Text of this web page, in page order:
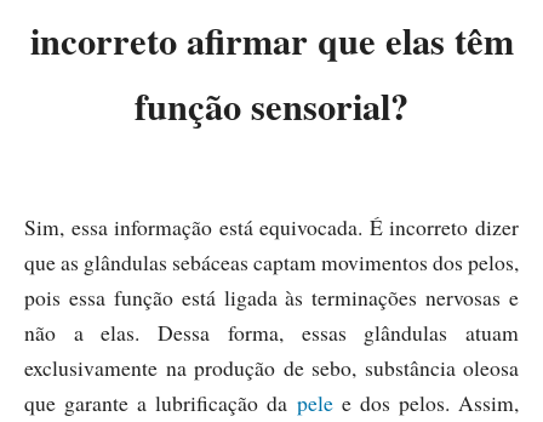
incorreto afirmar que elas têm
função sensorial?
Sim, essa informação está equivocada. É incorreto dizer
que as glândulas sebáceas captam movimentos dos pelos,
pois essa função está ligada às terminações nervosas e
não a elas. Dessa forma, essas glândulas atuam
exclusivamente na produção de sebo, substância oleosa
que garante a lubrificação da pelee dos pelos. Assim,